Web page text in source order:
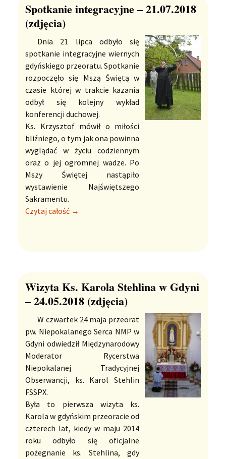
Spotkanie integracyjne – 21.07.2018
(zdjęcia)
Dnia 21 lipca odbyło się
spotkanie integracyjne wiernych
gdyńskiego przeoratu. Spotkanie
rozpoczęło się Mszą Świętą w
czasie której w trakcie kazania
odbył się kolejny wykład
konferencji duchowej.
Ks. Krzysztof mówił o miłości
bliźniego, o tym jak ona powinna
wyglądać w życiu codziennym
oraz o jej ogromnej wadze. Po
Mszy Świętej nastąpiło
wystawienie Najświętszego
Sakramentu.
Czytaj całość →
Wizyta Ks. Karola Stehlina w Gdyni
– 24.05.2018 (zdjęcia)
W czwartek 24 maja przeorat
pw. Niepokalanego Serca NMP w
Gdyni odwiedził Międzynarodowy
Moderator Rycerstwa
Niepokalanej Tradycyjnej
Obserwancji, ks. Karol Stehlin
FSSPX.
Była to pierwsza wizyta ks.
Karola w gdyńskim przeoracie od
czterech lat, kiedy w maju 2014
roku odbyło się oficjalne
pożegnanie ks. Stehlina, gdy